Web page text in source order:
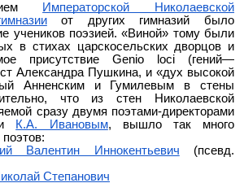
Императорской Николаевской
от других гимназий было
учеников поэзией. «Виной» тому были
в стихах царскосельских дворцов и
присутствие Genio loci (гений—
Александра Пушкина, и «дух высокой
Анненским и Гумилевым в стены
что из стен Николаевской
сразу двумя поэтами-директорами
К.А. Ивановым, вышло так много
Валентин Иннокентьевич (псевд.
Степанович